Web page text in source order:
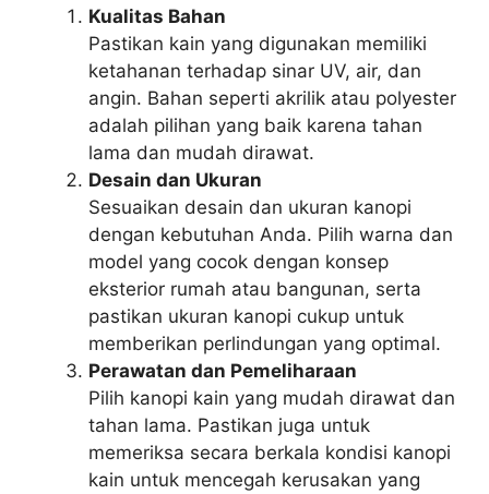
Kualitas Bahan
Pastikan kain yang digunakan memiliki
ketahanan terhadap sinar UV, air, dan
angin. Bahan seperti akrilik atau polyester
adalah pilihan yang baik karena tahan
lama dan mudah dirawat.
Desain dan Ukuran
Sesuaikan desain dan ukuran kanopi
dengan kebutuhan Anda. Pilih warna dan
model yang cocok dengan konsep
eksterior rumah atau bangunan, serta
pastikan ukuran kanopi cukup untuk
memberikan perlindungan yang optimal.
Perawatan dan Pemeliharaan
Pilih kanopi kain yang mudah dirawat dan
tahan lama. Pastikan juga untuk
memeriksa secara berkala kondisi kanopi
kain untuk mencegah kerusakan yang